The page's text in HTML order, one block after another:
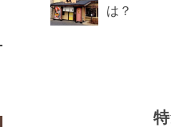
は？